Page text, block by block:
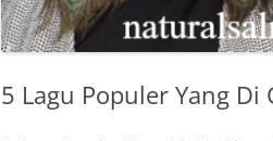
5 Lagu Populer Yang